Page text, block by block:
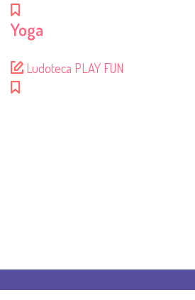
Yoga
Ludoteca PLAY FUN